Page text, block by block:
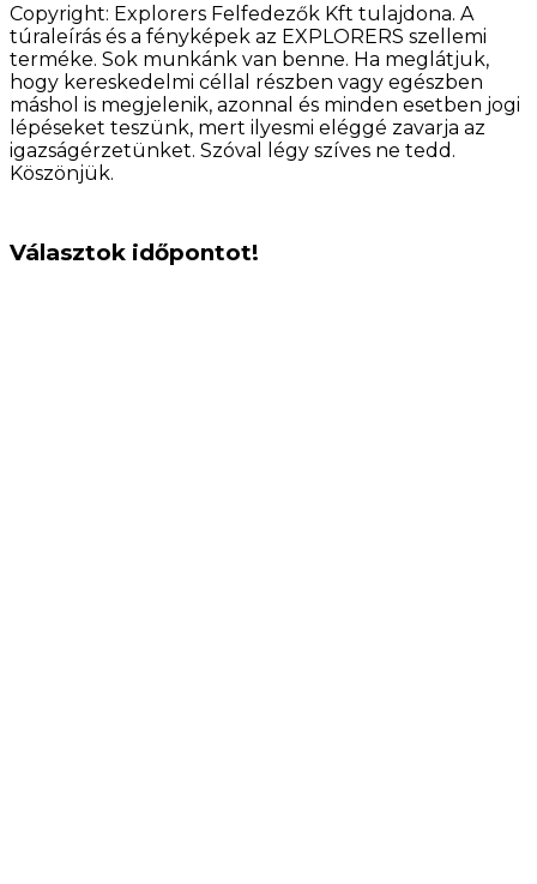
Copyright: Explorers Felfedezők Kft tulajdona. A
túraleírás és a fényképek az EXPLORERS szellemi
terméke. Sok munkánk van benne. Ha meglátjuk,
hogy kereskedelmi céllal részben vagy egészben
máshol is megjelenik, azonnal és minden esetben jogi
lépéseket teszünk, mert ilyesmi eléggé zavarja az
igazságérzetünket. Szóval légy szíves ne tedd.
Köszönjük.
Választok időpontot!